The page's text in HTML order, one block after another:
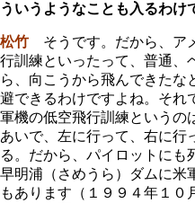
ういうようなことも入るわけ
松竹 そうです。だから、ア
行訓練といったって、普通、
ら、向こうから飛んできたな
避できるわけですよね。それ
軍機の低空飛行訓練というの
あいで、左に行って、右に行
る。だから、パイロットにも
早明浦（さめうら）ダムに米
もあります（１９９４年１０